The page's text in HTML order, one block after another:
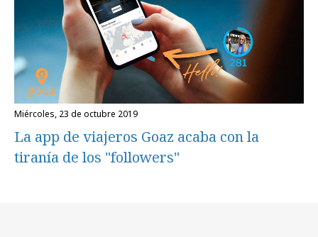
miércoles, 23 de octubre 2019
La app de viajeros Goaz acaba con la
tiranía de los "followers"